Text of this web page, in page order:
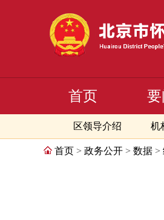
首页
区领导介绍 机
首页 > 政务公开 > 数据 >